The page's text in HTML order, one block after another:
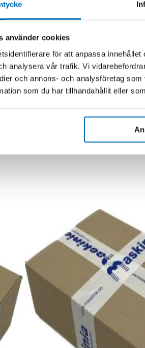
använder cookies
för att anpassa
analysera vår trafik. Vi
och annons- och analysföretag
som du har tillhandahållit eller